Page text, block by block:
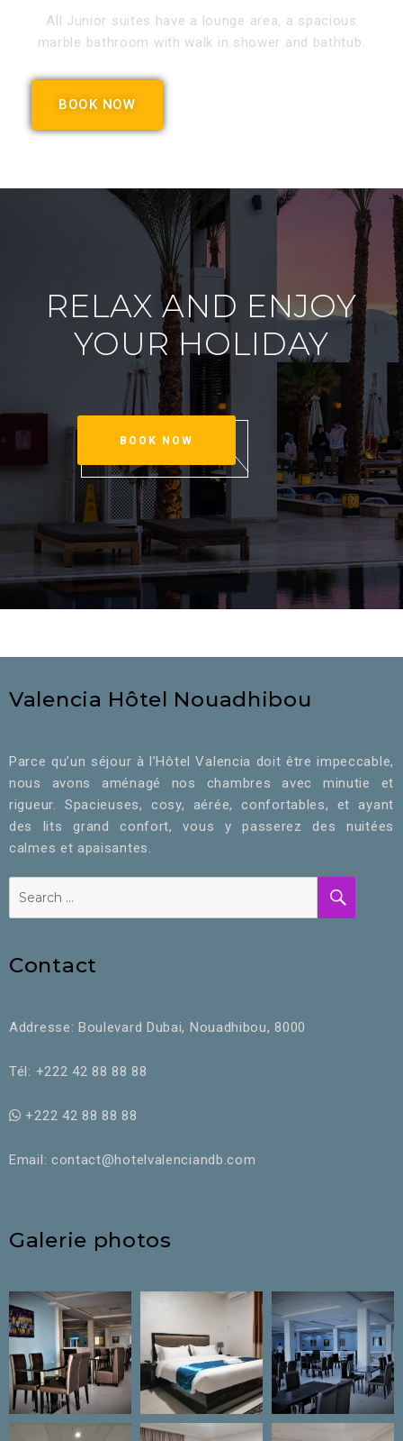
All Junior suites have a lounge area, a spacious
marble bathroom with walk in shower and bathtub.
BOOK NOW
RELAX AND ENJOY
YOUR HOLIDAY
BOOK NOW
Valencia Hôtel Nouadhibou
Parce qu’un séjour à l’Hôtel Valencia doit être impeccable,
nous avons aménagé nos chambres avec minutie et
rigueur. Spacieuses, cosy, aérée, confortables, et ayant
des lits grand confort, vous y passerez des nuitées
calmes et apaisantes.
Contact
Addresse: Boulevard Dubai, Nouadhibou, 8000
Tél: +222 42 88 88 88
+222 42 88 88 88
Email: contact@hotelvalenciandb.com
Galerie photos